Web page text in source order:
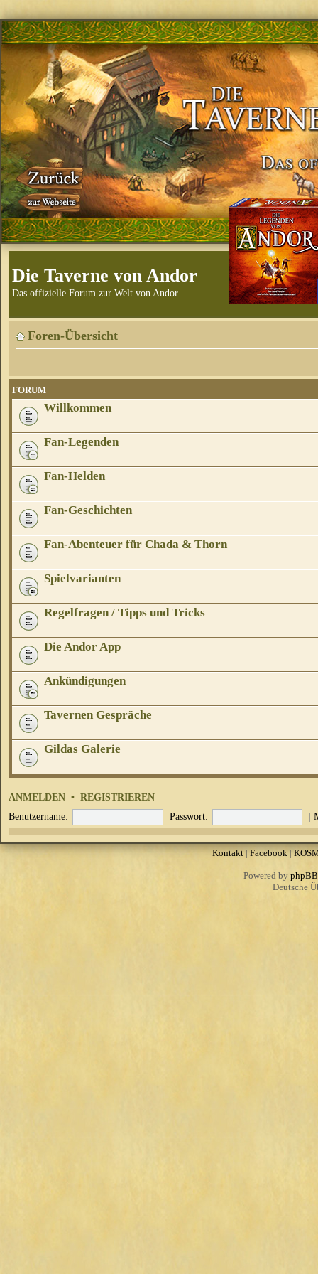
Die Taverne von Andor
Das offizielle Forum zur Welt von Andor
Foren-Übersicht
FORUM
Willkommen
Fan-Legenden
Fan-Helden
Fan-Geschichten
Fan-Abenteuer für Chada & Thorn
Spielvarianten
Regelfragen / Tipps und Tricks
Die Andor App
Ankündigungen
Tavernen Gespräche
Gildas Galerie
ANMELDEN • REGISTRIEREN
Benutzername: Passwort: |
Kontakt| Facebook|
Powered by phpBB
Deutsche